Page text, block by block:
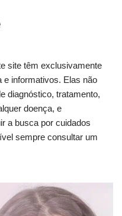
site têm exclusivamente
e informativos. Elas não
diagnóstico, tratamento,
doença, e
a busca por cuidados
sempre consultar um